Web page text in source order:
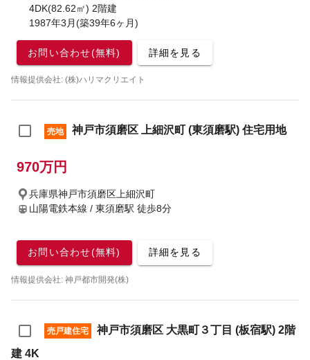
4DK(82.62㎡) 2階建
1987年3月(築39年6ヶ月)
お問い合わせ(無料) 詳細を見る
情報提供会社: (株)ハリマクリエイト
売地 神戸市須磨区 上細沢町 (東須磨駅) 住宅用地
970万円
兵庫県神戸市須磨区上細沢町
山陽電鉄本線 / 東須磨駅 徒歩8分
お問い合わせ(無料) 詳細を見る
情報提供会社: 神戸都市開発(株)
売戸建住宅
神戸市須磨区 大黒町３丁目 (板宿駅) 2階
建 4K